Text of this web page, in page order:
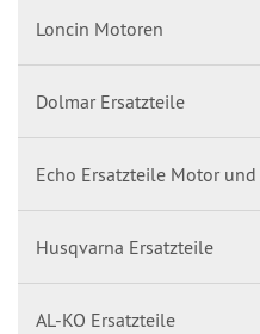
Loncin Motoren
Dolmar Ersatzteile
Echo Ersatzteile Motor
Husqvarna Ersatzteile
AL-KO Ersatzteile